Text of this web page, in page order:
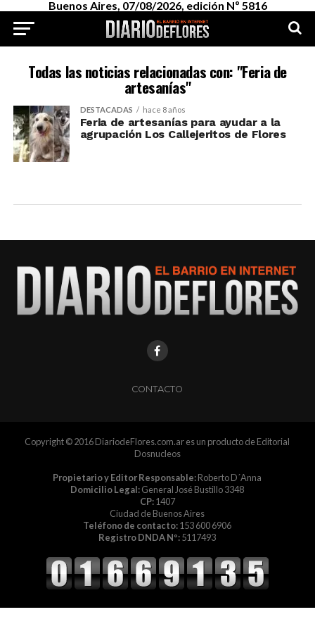
Buenos Aires, 07/08/2026, edición Nº 5816
Todas las noticias relacionadas con: "Feria de
artesanías"
DESTACADAS hace 8 años
Feria de artesanías para ayudar a la
agrupación Los Callejeritos de Flores
CONTACTO
Copyright © 2016 DiariodeFlores.com.ar es un producto de Editorial
Dosnucleos
Propietario y Editor Responsable:Roberto D´Anna
Domicilio Legal:General José Bustillo 3348
CP:1407
Ciudad de Buenos Aires
Teléfono de contacto:153 600 6906
Registro DNDA Nº:5117493